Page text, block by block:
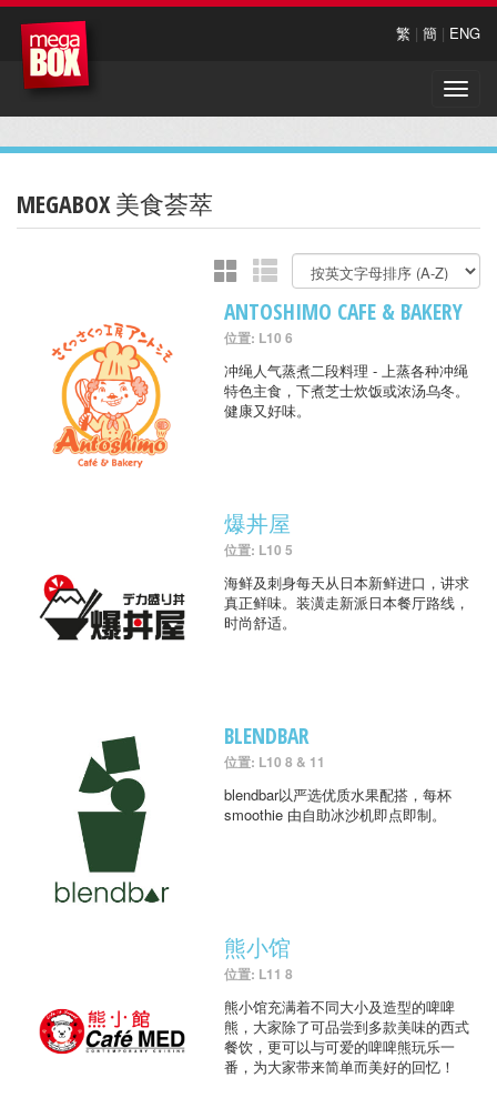
繁 | 簡 | ENG
Toggle
MEGABOX 美食荟萃
ANTOSHIMO CAFE & BAKERY
位置: L10 6
冲绳人气蒸煮二段料理 - 上蒸各种冲绳
特色主食，下煮芝士炊饭或浓汤乌冬。
健康又好味。
爆丼屋
位置: L10 5
海鲜及刺身每天从日本新鲜进口，讲求
真正鲜味。装潢走新派日本餐厅路线，
时尚舒适。
BLENDBAR
位置: L10 8 & 11
blendbar以严选优质水果配搭，每杯
smoothie 由自助冰沙机即点即制。
熊小馆
位置: L11 8
熊小馆充满着不同大小及造型的啤啤
熊，大家除了可品尝到多款美味的西式
餐饮，更可以与可爱的啤啤熊玩乐一
番，为大家带来简单而美好的回忆！